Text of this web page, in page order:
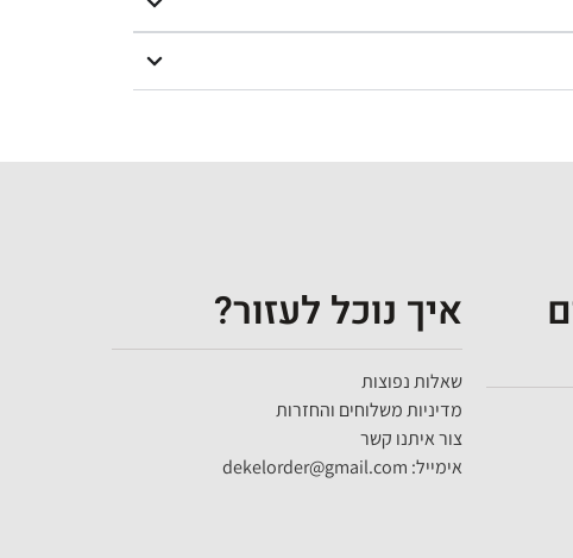
איך נוכל לעזור?
שאלות נפוצות
מדיניות משלוחים והחזרות
צור איתנו קשר
אימייל: dekelorder@gmail.com